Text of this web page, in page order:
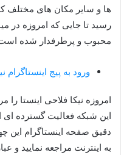
ها و سایر مکان های مختلف
رسید تا جایی که امروزه در
محبوب و پرطرفدار شده
ورود به پیج اینستاگرام
امروزه نیکا فلاحی اینستا
این شبکه فعالیت گسترده
دقیق صفحه اینستاگرام این
به اینترنت مراجعه نمایید و